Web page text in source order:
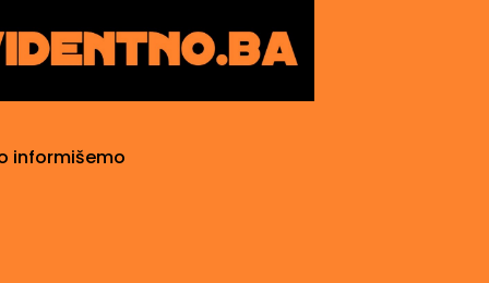
informišemo